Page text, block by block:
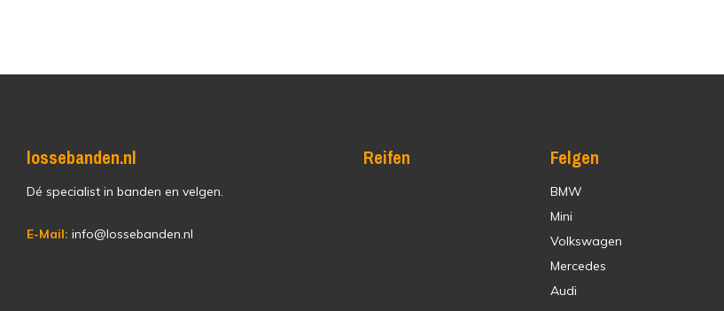
lossebanden.nl
Dé specialist in banden en velgen.
E-Mail: info@lossebanden.nl
Reifen Felgen
BMW
Mini
Volkswagen
Mercedes
Audi